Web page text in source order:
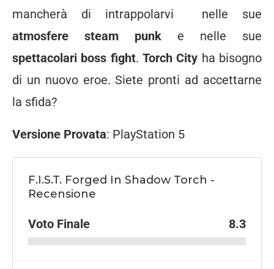
mancherà di intrappolarvi nelle sue
atmosfere steam punk e nelle sue
spettacolari boss fight.Torch City ha bisogno
di un nuovo eroe. Siete pronti ad accettarne
la sfida?
Versione Provata: PlayStation 5
F.I.S.T. Forged In Shadow Torch -
Recensione
Voto Finale 8.3